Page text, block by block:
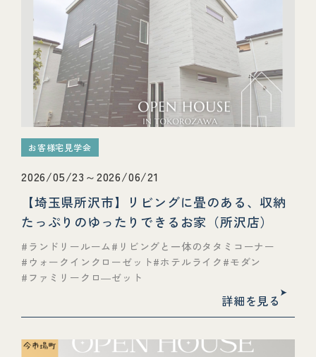
お客様宅見学会
2026/05/23～2026/06/21
【埼玉県所沢市】リビングに畳のある、収納
たっぷりのゆったりできるお家（所沢店）
ランドリールーム
リビングと一体のタタミコーナー
ウォークインクローゼット
ホテルライク
モダン
ファミリークロ―ゼット
詳細を見る